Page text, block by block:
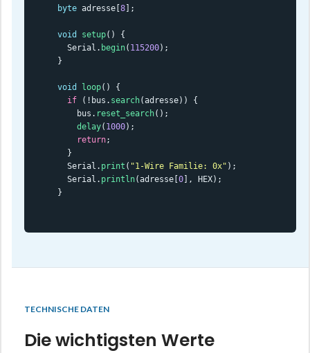
byte adresse[8];
void setup() {
  Serial.
begin( 115200);
}
void loop() {
if (!bus. search(adresse)) {
    bus.
reset_search();
delay( 1000);
return;
  }
  Serial.
print ( "1-Wire Familie: 0x" );
  Serial.
println(adresse[0], HEX);
}
TECHNISCHE DATEN
Die wichtigsten Werte